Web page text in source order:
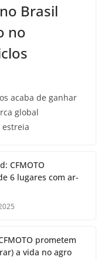
Brasil
no
acaba de ganhar
global
CFMOTO
6 lugares com ar-
prometem
a vida no agro